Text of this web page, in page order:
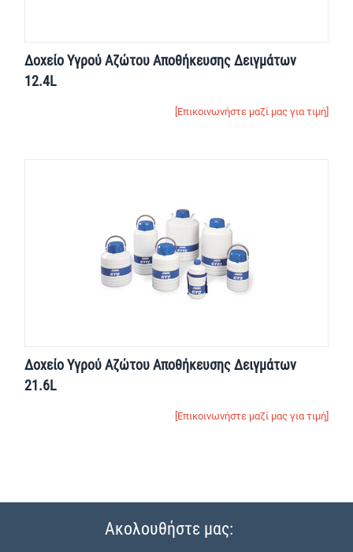
Δοχείο Yγρού Aζώτου Αποθήκευσης Δειγμάτων
12.4L
[Επικοινωνήστε μαζί μας για τιμή]
Δοχείο Yγρού Aζώτου Αποθήκευσης Δειγμάτων
21.6L
[Επικοινωνήστε μαζί μας για τιμή]
Ακολουθήστε μας: